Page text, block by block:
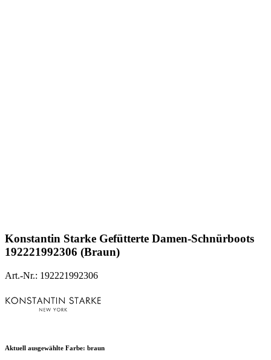
Konstantin Starke Gefütterte Damen-Schnürboots
192221992306 (Braun)
Art.-Nr.: 192221992306
Aktuell ausgewählte Farbe: braun